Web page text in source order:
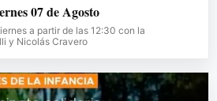
07 de Agosto
a partir de las 12:30 con la
y Nicolás Cravero